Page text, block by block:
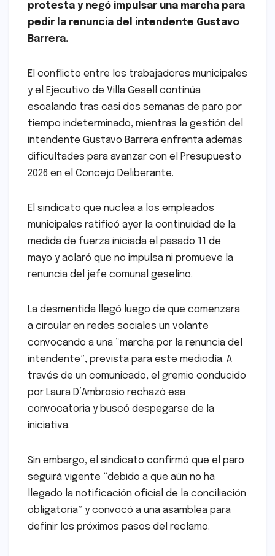
protesta y negó impulsar una marcha para
pedir la renuncia del intendente Gustavo
Barrera.
El conflicto entre los trabajadores municipales
y el Ejecutivo de Villa Gesell continúa
escalando tras casi dos semanas de paro por
tiempo indeterminado, mientras la gestión del
intendente Gustavo Barrera enfrenta además
dificultades para avanzar con el Presupuesto
2026 en el Concejo Deliberante.
El sindicato que nuclea a los empleados
municipales ratificó ayer la continuidad de la
medida de fuerza iniciada el pasado 11 de
mayo y aclaró que no impulsa ni promueve la
renuncia del jefe comunal geselino.
La desmentida llegó luego de que comenzara
a circular en redes sociales un volante
convocando a una “marcha por la renuncia del
intendente”, prevista para este mediodía. A
través de un comunicado, el gremio conducido
por Laura D’Ambrosio rechazó esa
convocatoria y buscó despegarse de la
iniciativa.
Sin embargo, el sindicato confirmó que el paro
seguirá vigente “debido a que aún no ha
llegado la notificación oficial de la conciliación
obligatoria” y convocó a una asamblea para
definir los próximos pasos del reclamo.